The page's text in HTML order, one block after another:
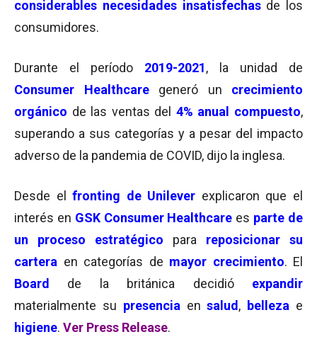
considerables necesidades insatisfechas de los
consumidores.
Durante el período 2019-2021, la unidad de
Consumer Healthcare
generó un crecimiento
orgánico de las ventas del 4% anual compuesto,
superando a sus categorías y a pesar del impacto
adverso de la pandemia de COVID, dijo la inglesa.
Desde el fronting de Unilever explicaron que el
interés en GSK Consumer Healthcare es parte de
un proceso estratégico para reposicionar su
cartera en categorías de mayor crecimiento. El
Board
de la británica decidió expandir
materialmente su presencia ensalud , belleza e
higiene. Ver Press Release.